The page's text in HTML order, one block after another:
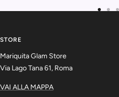
STORE
Mariquita Glam Store
Via Lago Tana 61, Roma
VAI ALLA MAPPA